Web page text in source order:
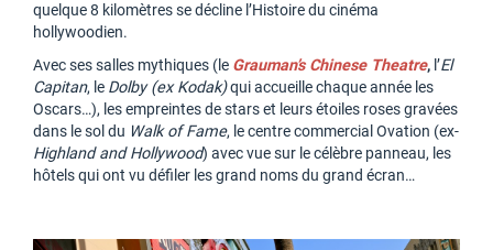
quelque 8 kilomètres se décline l’Histoire du cinéma
hollywoodien.
Avec ses salles mythiques (le Grauman’s Chinese Theatre, l’El
Capitan, le Dolby (ex Kodak)qui accueille chaque année les
Oscars…), les empreintes de stars et leurs étoiles roses gravées
dans le sol du Walk of Fame, le centre commercial Ovation (ex-
Highland and Hollywood) avec vue sur le célèbre panneau, les
hôtels qui ont vu défiler les grand noms du grand écran…